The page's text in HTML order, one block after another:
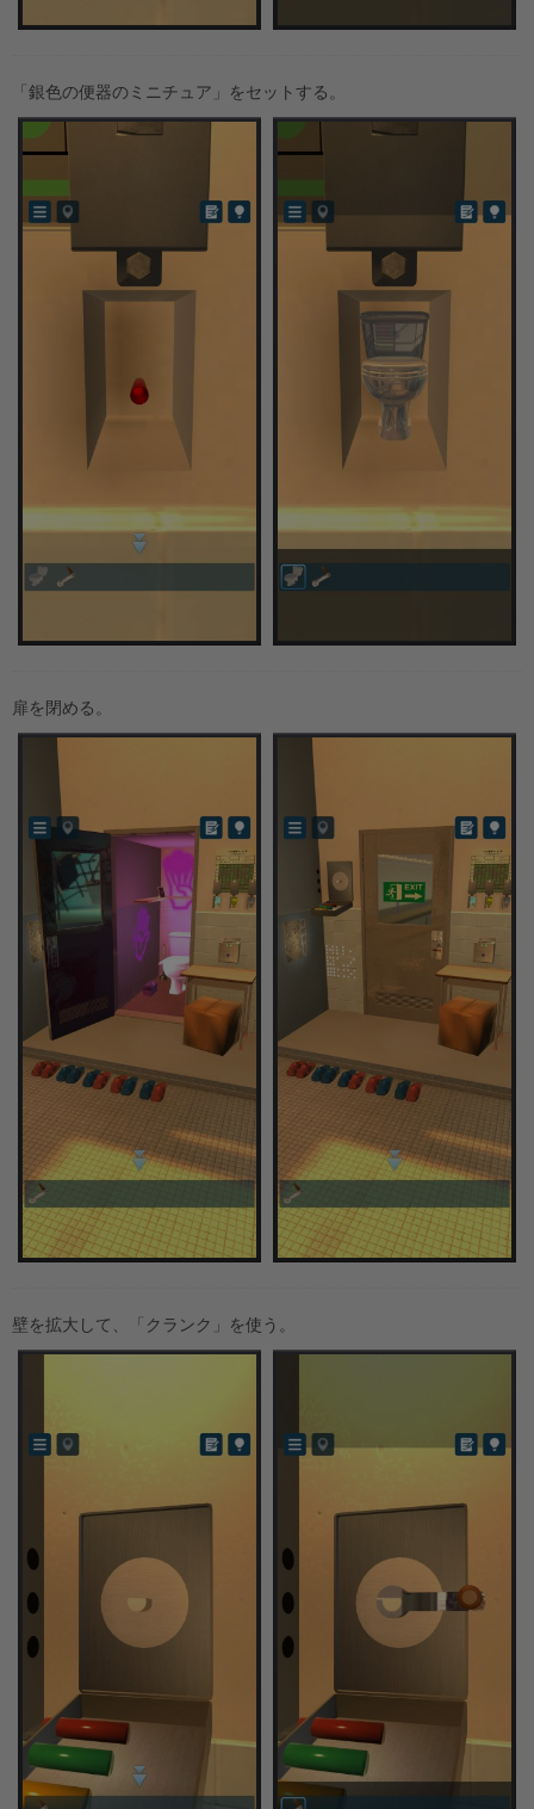
「銀色の便器のミニチュア」をセットする。
扉を閉める。
壁を拡大して、「クランク」を使う。